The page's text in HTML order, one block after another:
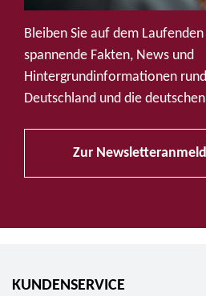
u
f
S
o
c
d
Bleiben Sie auf dem
spannende Fakten, News und
Hintergrundinformationen
Deutschland und die
Zur
KUNDENSERVICE